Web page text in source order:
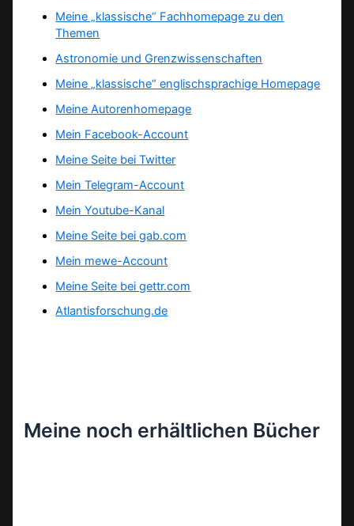
Meine „klassische“ Fachhomepage zu den
Themen
Astronomie und Grenzwissenschaften
Meine „klassische“ englischsprachige Homepage
Meine Autorenhomepage
Mein Facebook-Account
Meine Seite bei Twitter
Mein Telegram-Account
Mein Youtube-Kanal
Meine Seite bei gab.com
Mein mewe-Account
Meine Seite bei gettr.com
Atlantisforschung.de
Meine noch erhältlichen Bücher